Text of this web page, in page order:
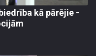
kā pārējie -